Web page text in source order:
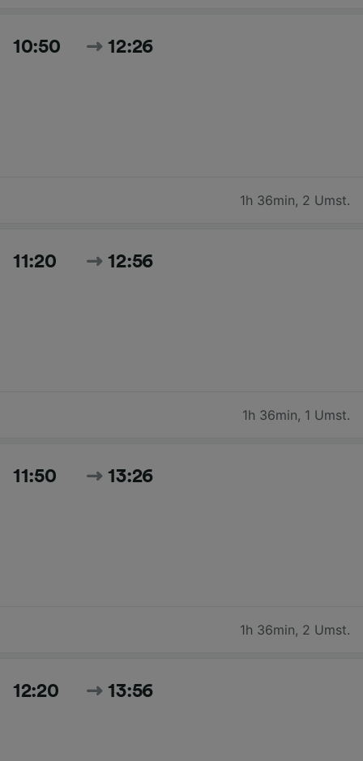
10:50 12:26
1h 36min, 2 Umst.
11:20 12:56
1h 36min, 1 Umst.
11:50 13:26
1h 36min, 2 Umst.
12:20 13:56